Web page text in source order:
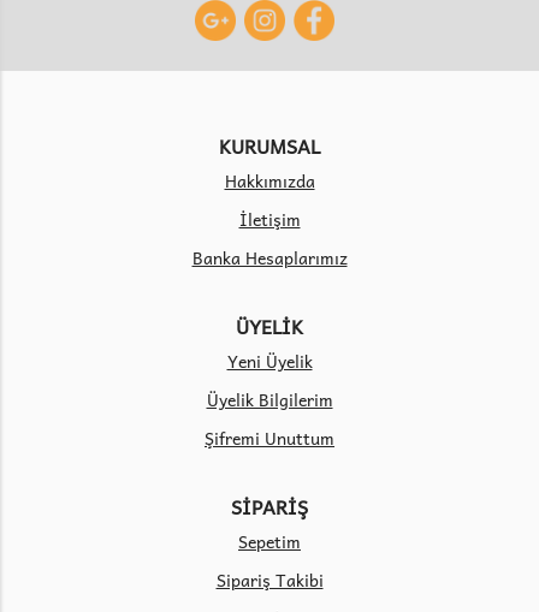
KURUMSAL
Hakkımızda
İletişim
Banka Hesaplarımız
ÜYELİK
Yeni Üyelik
Üyelik Bilgilerim
Şifremi Unuttum
SİPARİŞ
Sepetim
Sipariş Takibi